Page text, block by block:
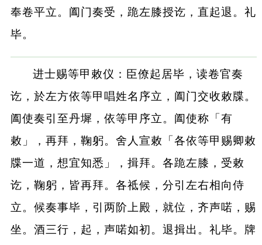
奉卷平立。阖门奏受，跪左膝授讫，直起退。礼
毕。
进士赐等甲敕仪：臣僚起居毕，读卷官奏
讫，於左方依等甲唱姓名序立，阖门交收敕牒。
阖使奏引至丹墀，依等甲序立。阖使称「有
敕」，再拜，鞠躬。舍人宣敕「各依等甲赐卿敕
牒一道，想宜知悉」，揖拜。各跪左膝，受敕
讫，鞠躬，皆再拜。各祗候，分引左右相向侍
立。候奏事毕，引两阶上殿，就位，齐声喏，赐
坐。酒三行，起，声喏如初。退揖出。礼毕。牌